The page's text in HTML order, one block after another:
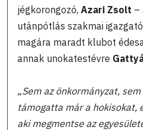
jégkorongozó, Azari Zsolt –
utánpótlás szakmai
magára maradt klubot
annak unokatestévre
„Sem az önkormányzat,
támogatta már a hokisokat,
aki megmentse az